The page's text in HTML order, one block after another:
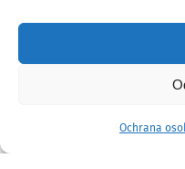
Ochrana